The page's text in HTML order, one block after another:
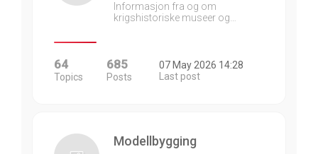
Informasjon fra og om
krigshistoriske museer og…
64
Topics
685
Posts
07 May 2026 14:28
Last post
Modellbygging